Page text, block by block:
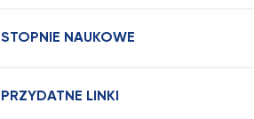
STOPNIE NAUKOWE
PRZYDATNE LINKI